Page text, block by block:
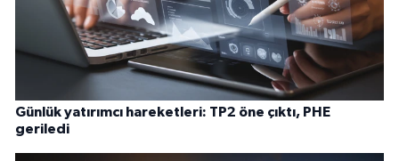
Günlük yatırımcı hareketleri: TP2 öne çıktı, PHE
geriledi